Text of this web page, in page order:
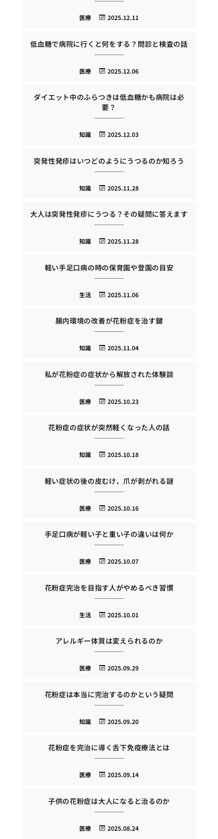
2025.12.11
医療
低血糖で病院に行くと何をする？問診と検査の話
2025.12.06
医療
ダイエット中のふらつきは低血糖かも病院は必
要？
2025.12.03
知識
突発性発疹はいつどのようにうつるのか知ろう
2025.11.28
知識
大人は突発性発疹にうつる？その疑問に答えます
2025.11.28
知識
軽い手足口病の時の保育園や登園の目安
2025.11.06
生活
腸内環境の改善が花粉症を治す鍵
2025.11.04
知識
私が花粉症の症状から解放された体験談
2025.10.23
医療
花粉症の症状が突然軽くなった人の話
2025.10.18
知識
軽い症状の後の皮むけ、爪が剥がれる謎
2025.10.16
医療
手足口病が軽い子と重い子の違いは何か
2025.10.07
医療
花粉症完治を目指す人がやめるべき習慣
2025.10.01
生活
アレルギー体質は変えられるのか
2025.09.29
医療
花粉症は本当に完治するのかという疑問
2025.09.20
知識
花粉症を完治に導く舌下免疫療法とは
2025.09.14
医療
子供の花粉症は大人になると治るのか
2025.08.24
医療